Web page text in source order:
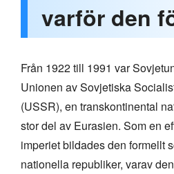
varför den
Från 1922 till 1991 var
Unionen av Sovjetiska
(USSR), en transkontinental
stor del av Eurasien. Som en
imperiet bildades den formellt
nationella republiker, varav